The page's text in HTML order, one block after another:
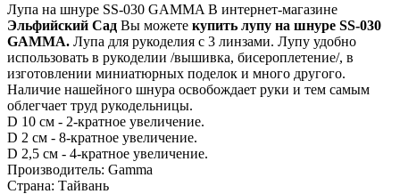
Лупа на шнуре SS-030 GAMMA В интернет-магазине
Эльфийский Сад Вы можете купить лупу на шнуре SS-030
GAMMA. Лупа для рукоделия с 3 линзами. Лупу удобно
использовать в рукоделии /вышивка, бисероплетение/, в
изготовлении миниатюрных поделок и много другого.
Наличие нашейного шнура освобождает руки и тем самым
облегчает труд рукодельницы.
D 10 см - 2-кратное увеличение.
D 2 см - 8-кратное увеличение.
D 2,5 см - 4-кратное увеличение.
Производитель: Gamma
Страна: Тайвань